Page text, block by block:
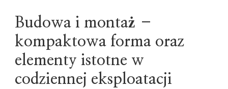
Budowa i montaż –
kompaktowa forma oraz
elementy istotne w
codziennej eksploatacji